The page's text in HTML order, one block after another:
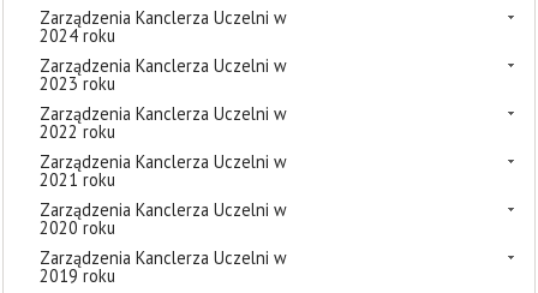
Zarządzenia Kanclerza Uczelni w
2024 roku
Zarządzenia Kanclerza Uczelni w
2023 roku
Zarządzenia Kanclerza Uczelni w
2022 roku
Zarządzenia Kanclerza Uczelni w
2021 roku
Zarządzenia Kanclerza Uczelni w
2020 roku
Zarządzenia Kanclerza Uczelni w
2019 roku